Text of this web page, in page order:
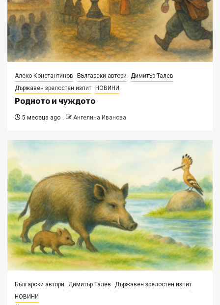
Алеко Константинов Български автори
Димитър Талев
Държавен зрелостен изпит НОВИНИ
Родното и чуждото
5 месеца ago Ангелина Иванова
Български автори Димитър Талев
Държавен зрелостен изпит
НОВИНИ